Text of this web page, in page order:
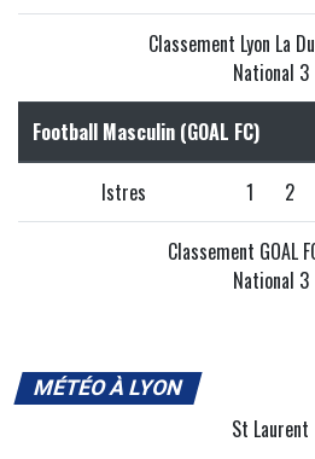
Classement Lyon La
National 3
Football Masculin (GOAL FC)
Istres 1 2
Classement GOAL
National 3
MÉTÉO À LYON
St Laurent